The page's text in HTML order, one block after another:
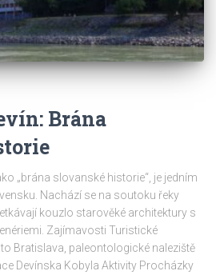
Brána
„brána slovanské historie“, je jedním
Nachází se na soutoku řeky
kouzlo starověké architektury s
Zajímavosti Turistické
Bratislava, paleontologické naleziště
Devínska Kobyla Aktivity Procházky